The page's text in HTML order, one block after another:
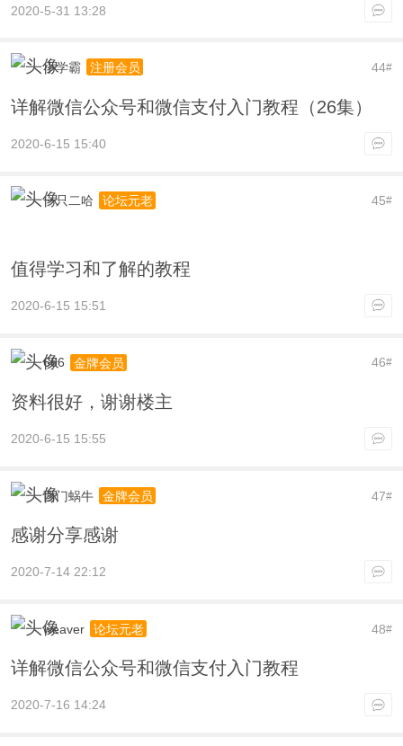
2020-5-31 13:28
44#
小学霸 注册会员
详解微信公众号和微信支付入门教程（26集）
2020-6-15 15:40
45#
一只二哈 论坛元老
值得学习和了解的教程
2020-6-15 15:51
46#
666 金牌会员
资料很好，谢谢楼主
2020-6-15 15:55
47#
西门蜗牛 金牌会员
感谢分享感谢
2020-7-14 22:12
48#
weaver 论坛元老
详解微信公众号和微信支付入门教程
2020-7-16 14:24